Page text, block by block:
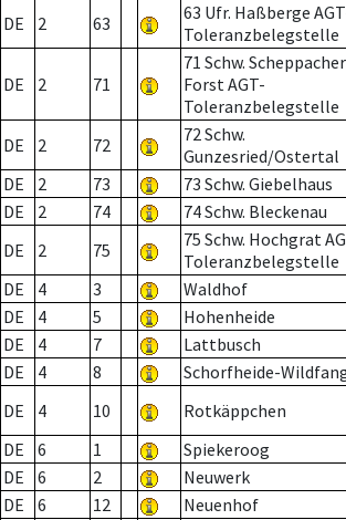
DE 2 63
63 Ufr. Haßberge
Toleranzbelegstelle
DE 2 71
71 Schw. Scheppacher
Forst AGT-
Toleranzbelegstelle
DE 2 72
72 Schw.
Gunzesried/Ostertal
DE
2 73 73 Schw. Giebelhaus
DE
2 74 74 Schw. Bleckenau
DE
2 75
75 Schw. Hochgrat
Toleranzbelegstelle
DE
4 3 Waldhof
DE
4 5 Hohenheide
DE
4 7 Lattbusch
DE
4 8 Schorfheide-
DE
4 10 Rotkäppchen
DE
6 1 Spiekeroog
DE
6 2 Neuwerk
DE
6 12 Neuenhof